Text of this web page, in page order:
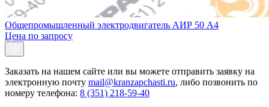
Общепромышленный электродвигатель АИР 50 А4
Цена по запросу
Заказать на нашем сайте или вы можете отправить заявку на
электронную почту mail@kranzapchasti.ru, либо позвонить по
номеру телефона: 8 (351) 218-59-40